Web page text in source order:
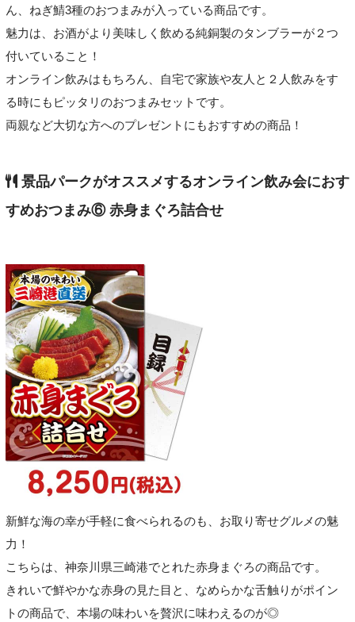
ん、ねぎ鯖3種のおつまみが入っている商品です。
魅力は、お酒がより美味しく飲める純銅製のタンブラーが２つ
付いていること！
オンライン飲みはもちろん、自宅で家族や友人と２人飲みをす
る時にもピッタリのおつまみセットです。
両親など大切な方へのプレゼントにもおすすめの商品！
景品パークがオススメするオンライン飲み会におす
すめおつまみ⑥ 赤身まぐろ詰合せ
新鮮な海の幸が手軽に食べられるのも、お取り寄せグルメの魅
力！
こちらは、神奈川県三崎港でとれた赤身まぐろの商品です。
きれいで鮮やかな赤身の見た目と、なめらかな舌触りがポイン
トの商品で、本場の味わいを贅沢に味わえるのが◎